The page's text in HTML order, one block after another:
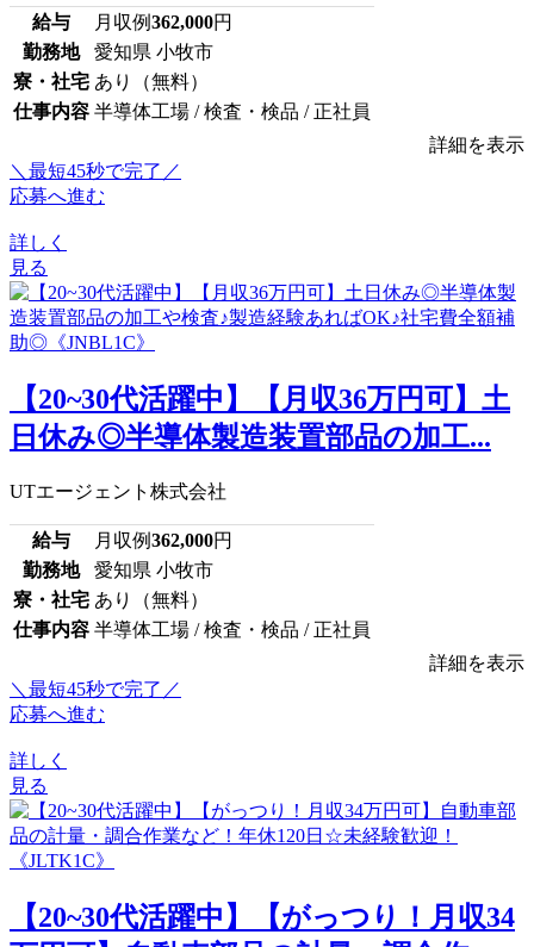
給与 月収例362,000円
勤務地
愛知県 小牧市
寮・社宅 あり（無料）
仕事内容 半導体工場 / 検査・検品 / 正社員
詳細を表示
＼最短45秒で完了／
応募へ進む
詳しく
見る
【20~30代活躍中】【月収36万円可】土
日休み◎半導体製造装置部品の加工...
UTエージェント株式会社
給与 月収例362,000円
勤務地
愛知県 小牧市
寮・社宅 あり（無料）
仕事内容 半導体工場 / 検査・検品 / 正社員
詳細を表示
＼最短45秒で完了／
応募へ進む
詳しく
見る
【20~30代活躍中】【がっつり！月収34